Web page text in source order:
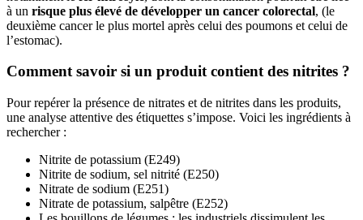
à un risque plus élevé de développer un cancer colorectal, (le
deuxième cancer le plus mortel après celui des poumons et celui de
l’estomac).
Comment savoir si un produit contient des nitrites ?
Pour repérer la présence de nitrates et de nitrites dans les produits,
une analyse attentive des étiquettes s’impose. Voici les ingrédients à
rechercher :
Nitrite de potassium (E249)
Nitrite de sodium, sel nitrité (E250)
Nitrate de sodium (E251)
Nitrate de potassium, salpêtre (E252)